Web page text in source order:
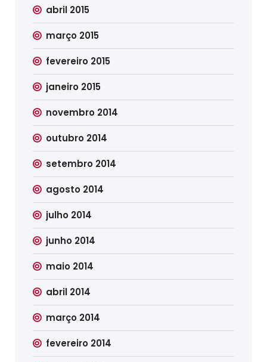
abril 2015
março 2015
fevereiro 2015
janeiro 2015
novembro 2014
outubro 2014
setembro 2014
agosto 2014
julho 2014
junho 2014
maio 2014
abril 2014
março 2014
fevereiro 2014